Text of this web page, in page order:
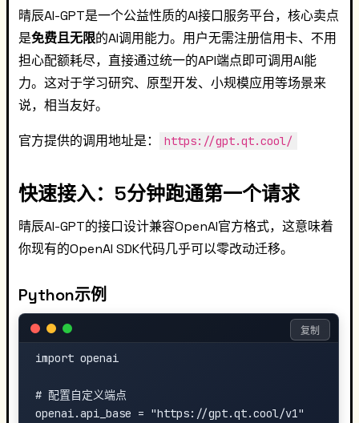
晴辰AI-GPT是一个公益性质的AI接口服务平台，核心卖点
是免费且无限的AI调用能力。用户无需注册信用卡、不用
担心配额耗尽，直接通过统一的API端点即可调用AI能
力。这对于学习研究、原型开发、小规模应用等场景来
说，相当友好。
官方提供的调用地址是： https://gpt.qt.cool/
快速接入：5分钟跑通第一个请求
晴辰AI-GPT的接口设计兼容OpenAI官方格式，这意味着
你现有的OpenAI SDK代码几乎可以零改动迁移。
Python示例
import openai
# 配置自定义端点
openai.api_base = "https://gpt.qt.cool/v1"
复制